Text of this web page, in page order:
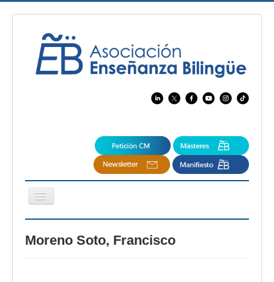
Cambiar
navegación
CertAcleB
Moreno Soto, Francisco